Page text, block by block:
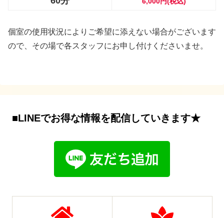
個室の使用状況によりご希望に添えない場合がございます
ので、その場で各スタッフにお申し付けくださいませ。
■LINEでお得な情報を配信していきます★